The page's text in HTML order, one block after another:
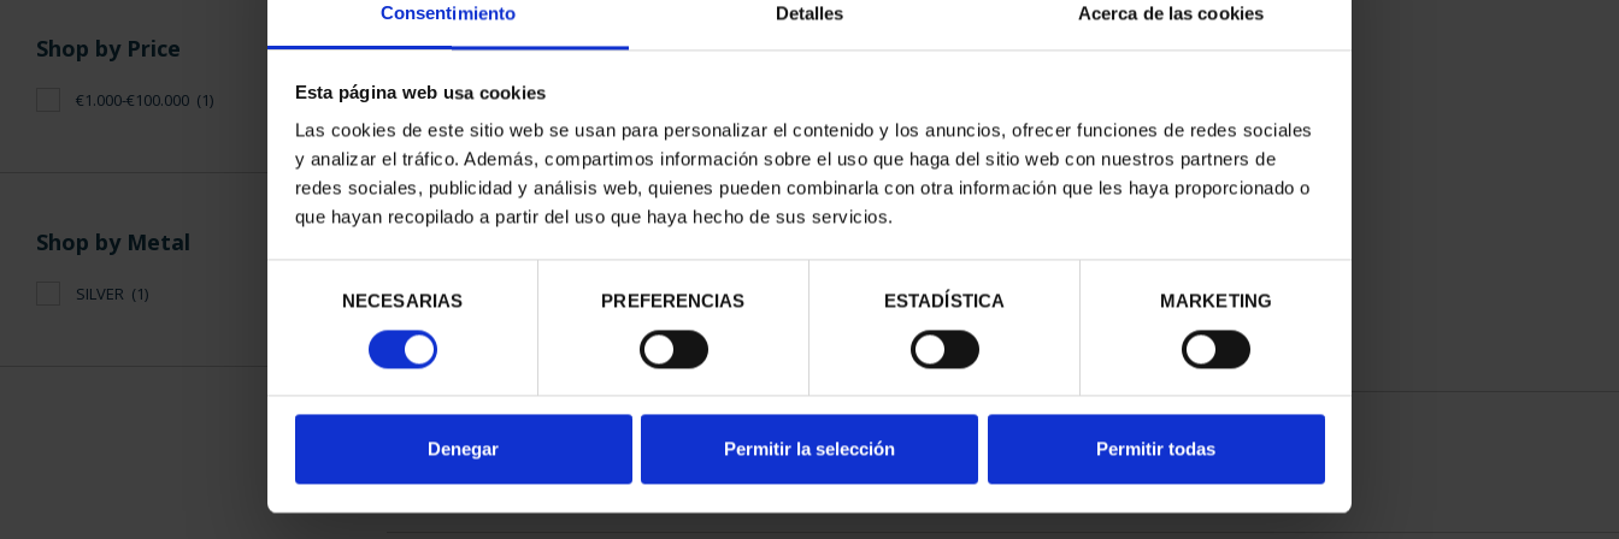
Consentimiento Detalles Acerca de las cookies
Esta página web usa cookies
Las cookies de este sitio web se usan para personalizar el contenido y los anuncios, ofrecer funciones de redes sociales
y analizar el tráfico. Además, compartimos información sobre el uso que haga del sitio web con nuestros partners de
redes sociales, publicidad y análisis web, quienes pueden combinarla con otra información que les haya proporcionado o
que hayan recopilado a partir del uso que haya hecho de sus servicios.
consentimiento
NECESARIAS PREFERENCIAS ESTADÍSTICA MARKETING
Denegar Permitir la selección Permitir todas
Shop by Price
€1.000-€100.000 (1)
Shop by Metal
SILVER (1)
WORLD HERITAGE CITIES
FULL SET
SORT BY: